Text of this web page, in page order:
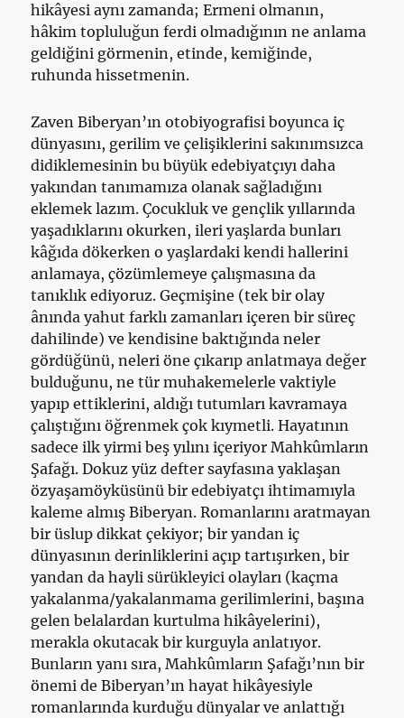
hikâyesi aynı zamanda; Ermeni olmanın,
hâkim topluluğun ferdi olmadığının ne anlama
geldiğini görmenin, etinde, kemiğinde,
ruhunda hissetmenin.
Zaven Biberyan’ın otobiyografisi boyunca iç
dünyasını, gerilim ve çelişiklerini sakınımsızca
didiklemesinin bu büyük edebiyatçıyı daha
yakından tanımamıza olanak sağladığını
eklemek lazım. Çocukluk ve gençlik yıllarında
yaşadıklarını okurken, ileri yaşlarda bunları
kâğıda dökerken o yaşlardaki kendi hallerini
anlamaya, çözümlemeye çalışmasına da
tanıklık ediyoruz. Geçmişine (tek bir olay
ânında yahut farklı zamanları içeren bir süreç
dahilinde) ve kendisine baktığında neler
gördüğünü, neleri öne çıkarıp anlatmaya değer
bulduğunu, ne tür muhakemelerle vaktiyle
yapıp ettiklerini, aldığı tutumları kavramaya
çalıştığını öğrenmek çok kıymetli. Hayatının
sadece ilk yirmi beş yılını içeriyor Mahkûmların
Şafağı. Dokuz yüz defter sayfasına yaklaşan
özyaşamöyküsünü bir edebiyatçı ihtimamıyla
kaleme almış Biberyan. Romanlarını aratmayan
bir üslup dikkat çekiyor; bir yandan iç
dünyasının derinliklerini açıp tartışırken, bir
yandan da hayli sürükleyici olayları (kaçma
yakalanma/yakalanmama gerilimlerini, başına
gelen belalardan kurtulma hikâyelerini),
merakla okutacak bir kurguyla anlatıyor.
Bunların yanı sıra, Mahkûmların Şafağı’nın bir
önemi de Biberyan’ın hayat hikâyesiyle
romanlarında kurduğu dünyalar ve anlattığı